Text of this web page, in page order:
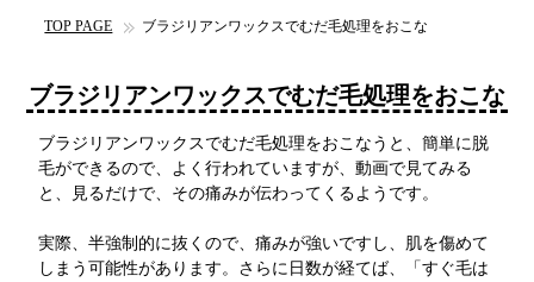
TOP PAGE ブラジリアンワックスでむだ毛処理をおこな
ブラジリアンワックスでむだ毛処理をおこな
ブラジリアンワックスでむだ毛処理をおこなうと、簡単に脱
毛ができるので、よく行われていますが、動画で見てみる
と、見るだけで、その痛みが伝わってくるようです。
実際、半強制的に抜くので、痛みが強いですし、肌を傷めて
しまう可能性があります。さらに日数が経てば、「すぐ毛は